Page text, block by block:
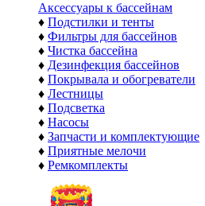
Аксессуары к бассейнам
♦ Подстилки и тенты
♦ Фильтры для бассейнов
♦ Чистка бассейна
♦ Дезинфекция бассейнов
♦ Покрывала и обогреватели
♦ Лестницы
♦ Подсветка
♦ Насосы
♦ Запчасти и комплектующие
♦ Приятные мелочи
♦ Ремкомплекты